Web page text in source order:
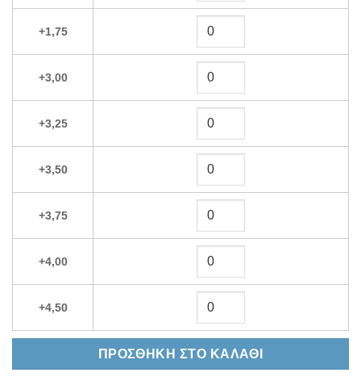
+1,75
+3,00
+3,25
+3,50
+3,75
+4,00
+4,50
ΠΡΟΣΘΉΚΗ ΣΤΟ ΚΑΛΆΘΙ